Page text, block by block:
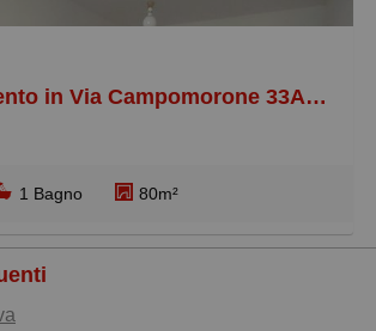
in Via Campomorone 33A, Pontedecimo
1 Bagno 80m²